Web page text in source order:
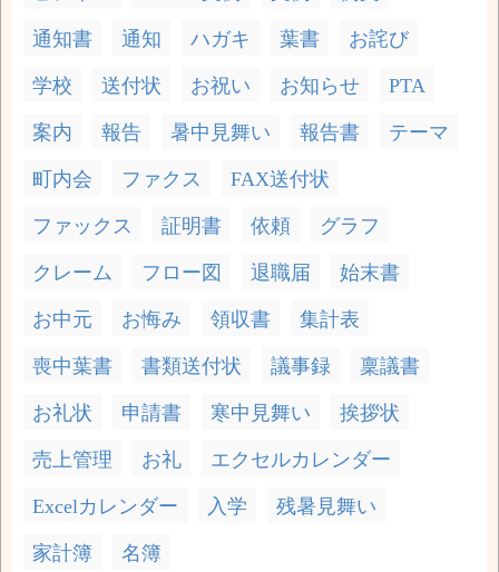
通知書 通知 ハガキ 葉書 お詫び
学校 送付状 お祝い お知らせ PTA
案内 報告 暑中見舞い 報告書 テーマ
町内会 ファクス FAX送付状
ファックス 証明書 依頼 グラフ
クレーム フロー図 退職届 始末書
お中元 お悔み 領収書 集計表
喪中葉書 書類送付状 議事録 稟議書
お礼状 申請書 寒中見舞い 挨拶状
売上管理 お礼 エクセルカレンダー
Excelカレンダー 入学 残暑見舞い
家計簿 名簿